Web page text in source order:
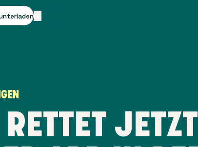
JETZT